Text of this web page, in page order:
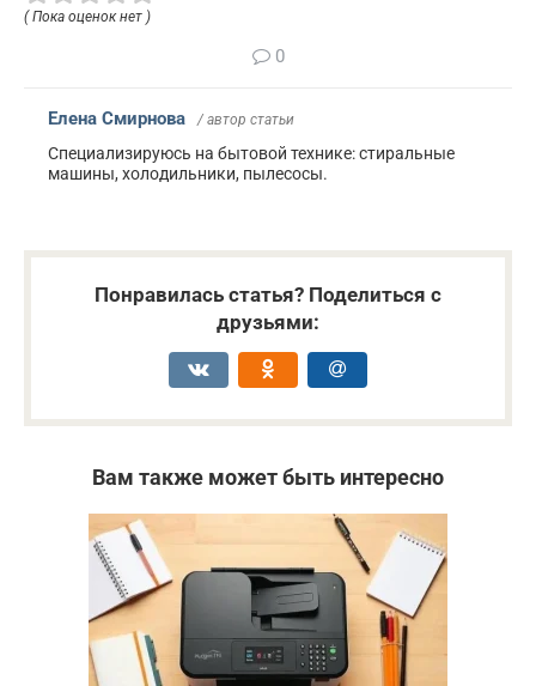
( Пока оценок нет )
0
Елена Смирнова / автор статьи
Специализируюсь на бытовой технике: стиральные
машины, холодильники, пылесосы.
Понравилась статья? Поделиться с
друзьями:
Вам также может быть интересно